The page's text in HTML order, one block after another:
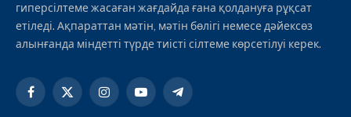
гиперсілтеме жасаған жағдайда ғана қолдануға рұқсат
етіледі. Ақпараттан мәтін, мәтін бөлігі немесе дәйексөз
алынғанда міндетті түрде тиісті сілтеме көрсетілуі керек.
Facebook
X
InstagramYouTubeTelegram